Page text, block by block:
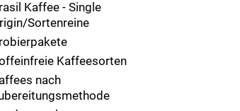
Kaffee - Single
Sortenreine
Kaffeesorten
nach